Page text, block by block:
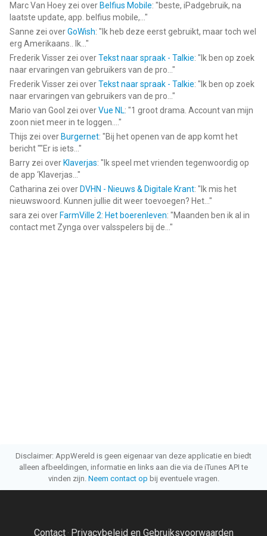
Marc Van Hoey zei over Belfius Mobile: "beste, iPadgebruik, na
laatste update, app. belfius mobile,... "
Sanne zei overGoWish: " Ik heb deze eerst gebruikt, maar toch wel
erg Amerikaans.. Ik... "
Frederik Visser zei overTekst naar spraak - Talkie: " Ik ben op zoek
naar ervaringen van gebruikers van de pro... "
Frederik Visser zei overTekst naar spraak - Talkie: " Ik ben op zoek
naar ervaringen van gebruikers van de pro... "
Mario van Gool zei overVue NL: "1 groot drama. Account van mijn
zoon niet meer in te loggen.... "
Thijs zei over Burgernet: "Bij het openen van de app komt het
bericht ""Er is iets... "
Barry zei over Klaverjas: " Ik speel met vrienden tegenwoordig op
de app ‘Klaverjas... "
Catharina zei over DVHN - Nieuws & Digitale Krant: " Ik mis het
nieuwswoord. Kunnen jullie dit weer toevoegen? Het... "
sara zei over FarmVille 2: Het boerenleven: "Maanden ben ik al in
contact met Zynga over valsspelers bij de... "
Disclaimer: AppWereld is geen eigenaar van deze applicatie en biedt
alleen afbeeldingen, informatie en links aan die via de iTunes API te
vinden zijn. Neem contact op bij eventuele vragen.
Contact· Privacybeleid en Gebruiksvoorwaarden